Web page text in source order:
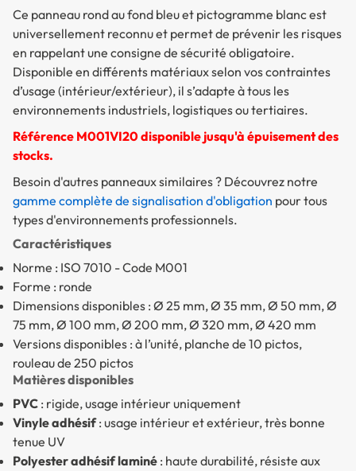
Ce panneau rond au fond bleu et pictogramme blanc est
universellement reconnu et permet de prévenir les risques
en rappelant une consigne de sécurité obligatoire.
Disponible en différents matériaux selon vos contraintes
d’usage (intérieur/extérieur), il s’adapte à tous les
environnements industriels, logistiques ou tertiaires.
Référence M001VI20 disponible jusqu'à épuisement des
stocks.
Besoin d'autres panneaux similaires ? Découvrez notre
gamme complète de signalisation d'obligation pour tous
types d'environnements professionnels.
Caractéristiques
Norme : ISO 7010 - Code M001
Forme : ronde
Dimensions disponibles : Ø 25 mm, Ø 35 mm, Ø 50 mm, Ø
75 mm, Ø 100 mm, Ø 200 mm, Ø 320 mm, Ø 420 mm
Versions disponibles : à l’unité, planche de 10 pictos,
rouleau de 250 pictos
Matières disponibles
PVC : rigide, usage intérieur uniquement
Vinyle adhésif: usage intérieur et extérieur, très bonne
tenue UV
Polyester adhésif laminé : haute durabilité, résiste aux